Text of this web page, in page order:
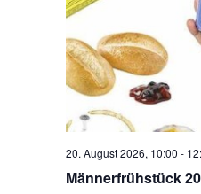
Männerfrühstück
20. August 2026, 10:00 -